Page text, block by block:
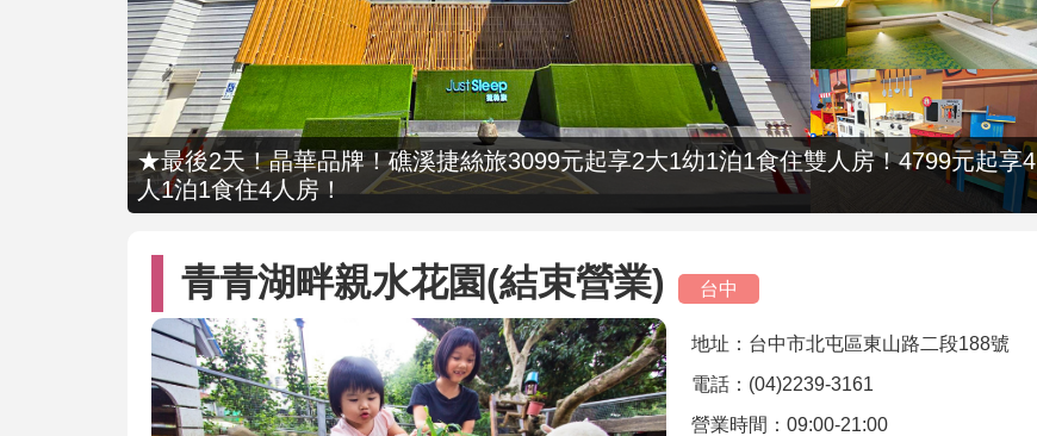
★最後2天！晶華品牌！礁溪捷絲旅3099元起享2大1幼1泊1食住雙人房！4799元起享4
人1泊1食住4人房！
青青湖畔親水花園(結束營業) 台中
地址：台中市北屯區東山路二段188號
電話：(04)2239-3161
營業時間：09:00-21:00